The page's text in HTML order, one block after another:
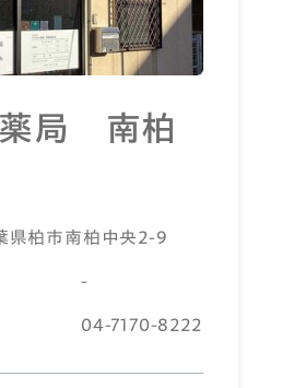
薬局 南柏
県柏市南柏中央2-9
-
04-7170-8222